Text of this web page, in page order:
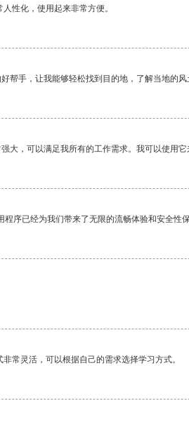
性化，使用起来非常方便。
帮手，让我能够轻松找到目的地，了解当地的风
大，可以满足我所有的工作需求。我可以使用
程序已经为我们带来了无限的流畅体验和安全性保
常灵活，可以根据自己的需求选择学习方式。